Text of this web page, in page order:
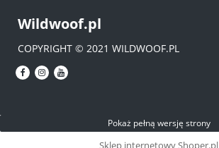
Wildwoof.pl
COPYRIGHT © 2021 WILDWOOF.PL
Pokaż pełną wersję strony
Sklep internetowy Shoper.pl